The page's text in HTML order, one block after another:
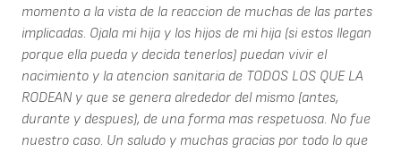
momento a la vista de la reaccion de muchas de las partes
implicadas. Ojala mi hija y los hijos de mi hija (si estos llegan
porque ella pueda y decida tenerlos) puedan vivir el
nacimiento y la atencion sanitaria de TODOS LOS QUE LA
RODEAN y que se genera alrededor del mismo (antes,
durante y despues), de una forma mas respetuosa. No fue
nuestro caso. Un saludo y muchas gracias por todo lo que